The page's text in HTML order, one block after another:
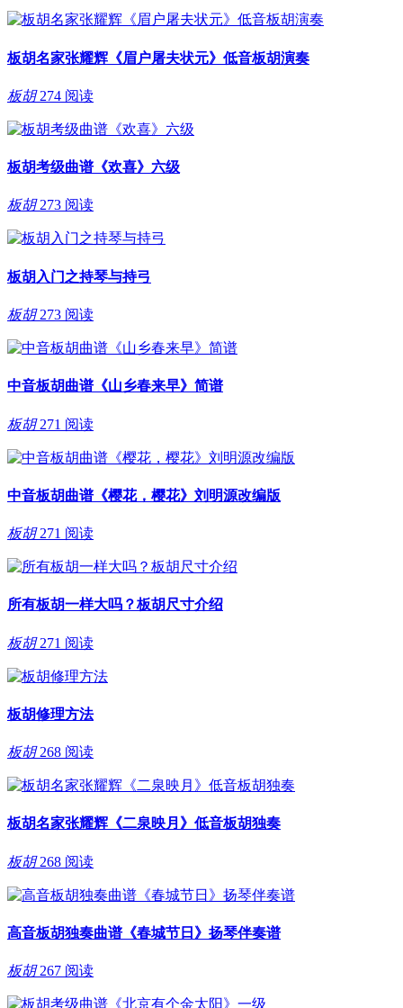
板胡名家张耀辉《眉户屠夫状元》低音板胡演奏
板胡 274 阅读
板胡考级曲谱《欢喜》六级
板胡 273 阅读
板胡入门之持琴与持弓
板胡 273 阅读
中音板胡曲谱《山乡春来早》简谱
板胡 271 阅读
中音板胡曲谱《樱花，樱花》刘明源改编版
板胡 271 阅读
所有板胡一样大吗？板胡尺寸介绍
板胡 271 阅读
板胡修理方法
板胡 268 阅读
板胡名家张耀辉《二泉映月》低音板胡独奏
板胡 268 阅读
高音板胡独奏曲谱《春城节日》扬琴伴奏谱
板胡 267 阅读